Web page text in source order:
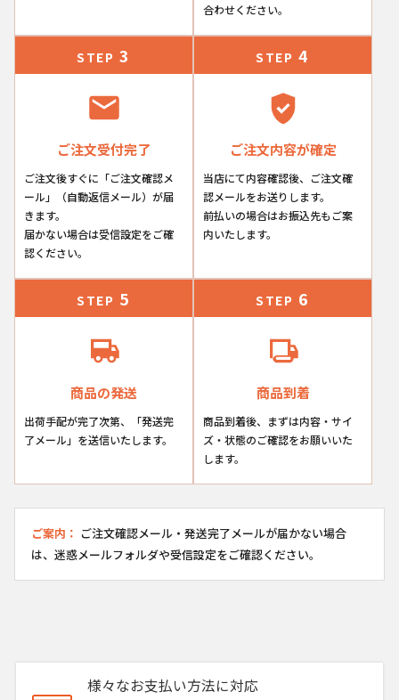
合わせください。
STEP 3
ご注文受付完了
ご注文後すぐに「ご注文確認メ
ール」（自動返信メール）が届
きます。
届かない場合は受信設定をご確
認ください。
STEP 4
ご注文内容が確定
当店にて内容確認後、ご注文確
認メールをお送りします。
前払いの場合はお振込先もご案
内いたします。
STEP 5
商品の発送
出荷手配が完了次第、「発送完
了メール」を送信いたします。
STEP 6
商品到着
商品到着後、まずは内容・サイ
ズ・状態のご確認をお願いいた
します。
ご案内： ご注文確認メール・発送完了メールが届かない場合
は、迷惑メールフォルダや受信設定をご確認ください。
様々なお支払い方法に対応